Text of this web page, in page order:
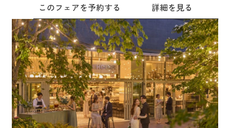
このフェアを予約する 詳細を見る